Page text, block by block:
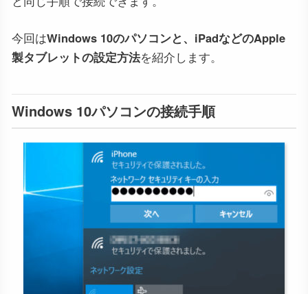
今回はWindows 10のパソコンと、iPadなどのApple
製タブレットの設定方法を紹介します。
Windows 10パソコンの接続手順